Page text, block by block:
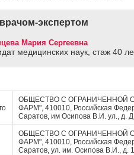
экспертом
Мария Сергеевна
медицинских наук, стаж 40
ОБЩЕСТВО С ОГРАНИЧЕННОЙ
ФАРМ", 410010, Российская
Саратов, им Осипова В.И. ул., д.
ОБЩЕСТВО С ОГРАНИЧЕННОЙ
ФАРМ", 410010, Российская
Саратов, ул. им. Осипова В.И., д. 1